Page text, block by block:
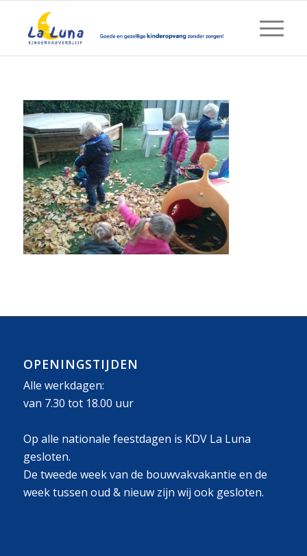
OPENINGSTIJDEN
Alle werkdagen:
van 7.30 tot 18.00 uur
Op alle nationale feestdagen is KDV La Luna
gesloten.
De tweede week van de bouwvakvakantie en de
week tussen oud & nieuw zijn wij ook gesloten.